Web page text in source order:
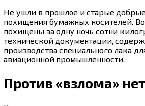
Не ушли в прошлое и старые
похищения бумажных носителей.
похищены за одну ночь сотни
технической документации,
производства специального лака
авиационной промышленности.
Против «взлома»